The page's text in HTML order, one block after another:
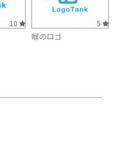
10 5
喉のロゴ